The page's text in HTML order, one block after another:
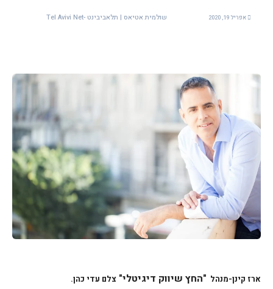
אפריל 19, 2020 שולמית אטיאס | תלאביבינט -Tel Avivi Net
ארז קינן-מנהל "החץ שיווק דיגיטלי" צלם עדי כהן.